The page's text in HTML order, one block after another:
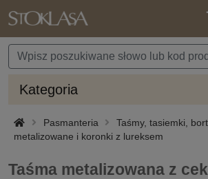
Kategoria
Pasmanteria Taśmy, tasiemki,
metalizowane i koronki z lureksem
Taśma metalizowana z